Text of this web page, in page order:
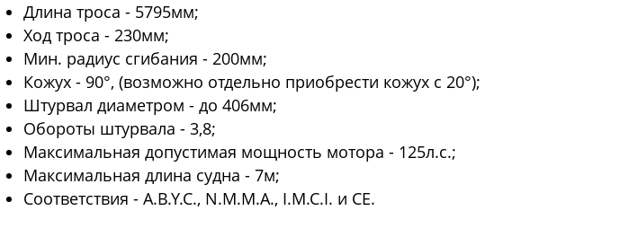
Длина троса - 5795мм;
Ход троса - 230мм;
Мин. радиус сгибания - 200мм;
Кожух - 90°, (возможно отдельно приобрести кожух с 20°);
Штурвал диаметром - до 406мм;
Обороты штурвала - 3,8;
Максимальная допустимая мощность мотора - 125л.с.;
Максимальная длина судна - 7м;
Соответствия - A.B.Y.C., N.M.M.A., I.M.C.I. и CE.